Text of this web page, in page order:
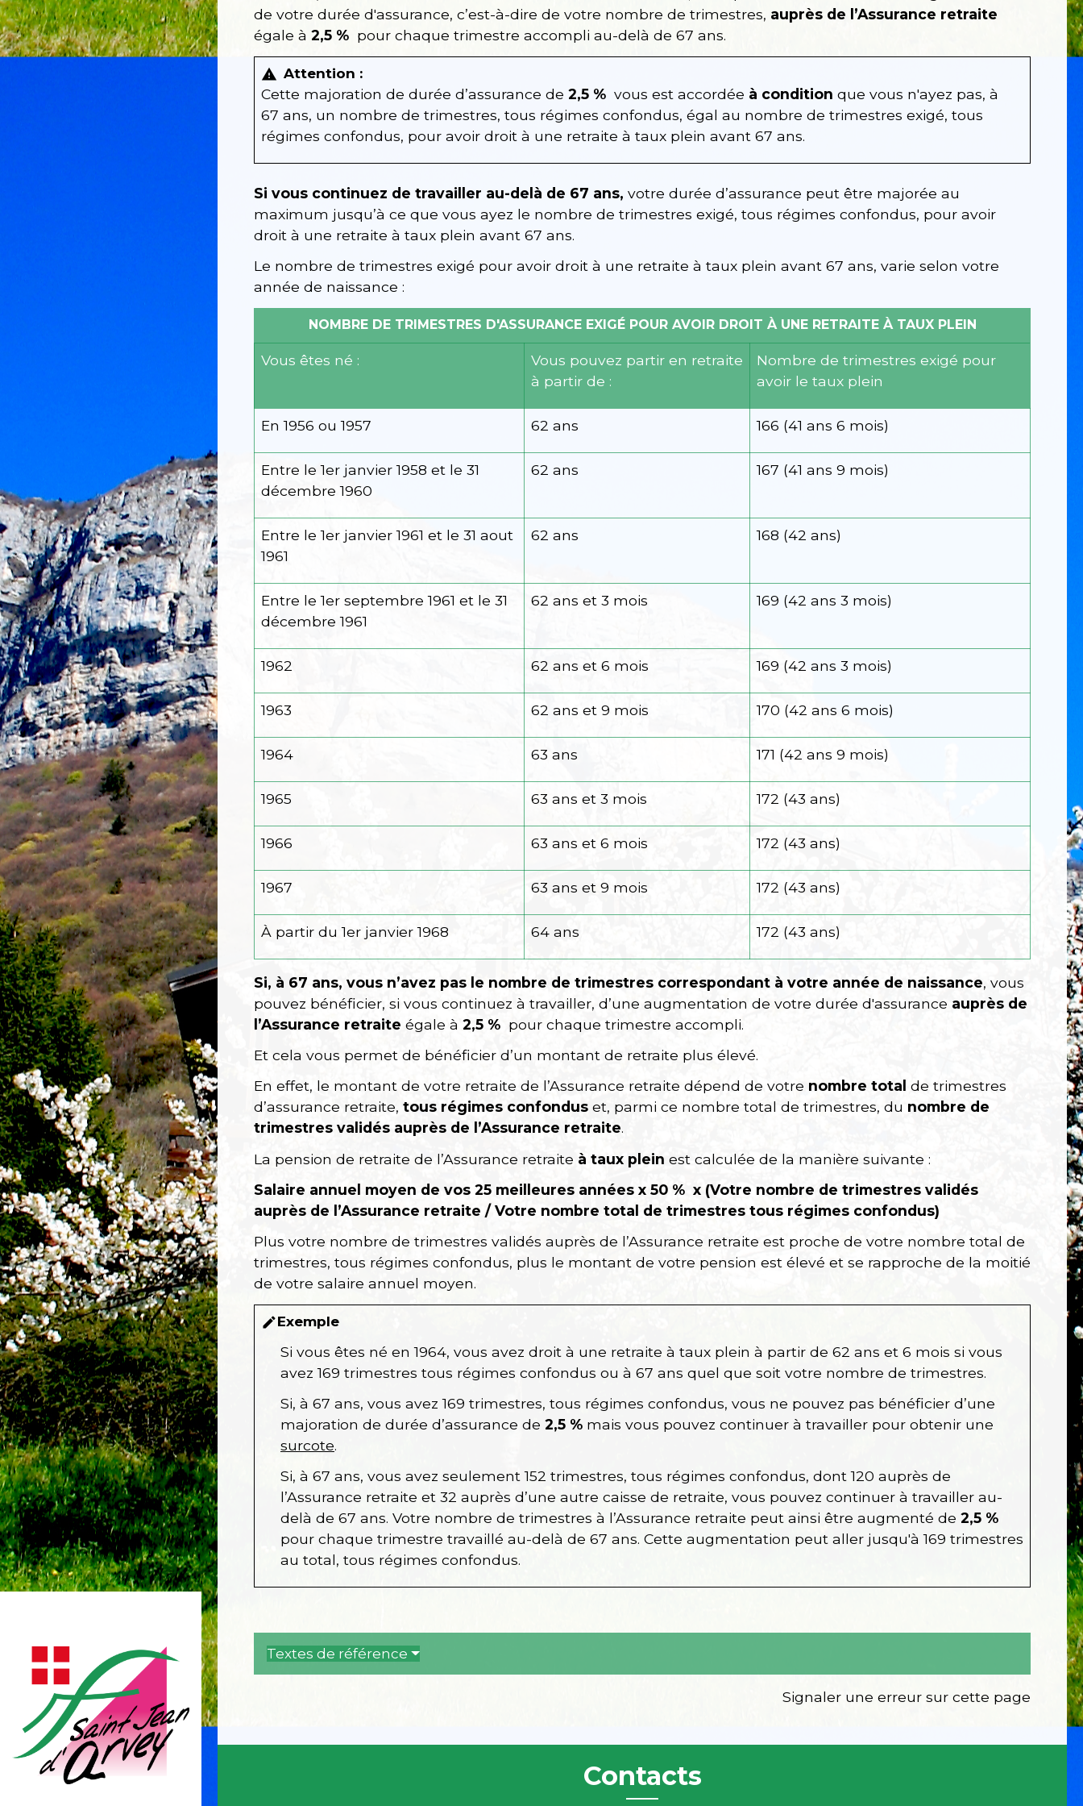
de votre durée d'assurance, c’est-à-dire de votre nombre de trimestres, auprès de l’Assurance retraite
égale à 2,5 % pour chaque trimestre accompli au-delà de 67 ans.
warning Attention :
Cette majoration de durée d’assurance de 2,5 % vous est accordée à condition que vous n'ayez pas, à
67 ans, un nombre de trimestres, tous régimes confondus, égal au nombre de trimestres exigé, tous
régimes confondus, pour avoir droit à une retraite à taux plein avant 67 ans.
Si vous continuez de travailler au-delà de 67 ans, votre durée d’assurance peut être majorée au
maximum jusqu’à ce que vous ayez le nombre de trimestres exigé, tous régimes confondus, pour avoir
droit à une retraite à taux plein avant 67 ans.
Le nombre de trimestres exigé pour avoir droit à une retraite à taux plein avant 67 ans, varie selon votre
année de naissance :
NOMBRE DE TRIMESTRES D'ASSURANCE EXIGÉ POUR AVOIR DROIT À UNE RETRAITE À TAUX PLEIN
Vous êtes né :
Vous pouvez partir en retraite
à partir de :
Nombre de trimestres exigé pour
avoir le taux plein
En 1956 ou 1957 62 ans 166 (41 ans 6 mois)
Entre le 1er janvier 1958 et le 31
décembre 1960
62 ans 167 (41 ans 9 mois)
Entre le 1er janvier 1961 et le 31 aout
1961
62 ans 168 (42 ans)
Entre le 1er septembre 1961 et le 31
décembre 1961
62 ans et 3 mois 169 (42 ans 3 mois)
1962 62 ans et 6 mois 169 (42 ans 3 mois)
1963 62 ans et 9 mois 170 (42 ans 6 mois)
1964 63 ans 171 (42 ans 9 mois)
1965 63 ans et 3 mois 172 (43 ans)
1966 63 ans et 6 mois 172 (43 ans)
1967 63 ans et 9 mois 172 (43 ans)
À partir du 1er janvier 1968 64 ans 172 (43 ans)
Si, à 67 ans, vous n’avez pas le nombre de trimestres correspondant à votre année de naissance, vous
pouvez bénéficier, si vous continuez à travailler, d’une augmentation de votre durée d'assurance auprès de
l’Assurance retraite égale à 2,5 % pour chaque trimestre accompli.
Et cela vous permet de bénéficier d’un montant de retraite plus élevé.
En effet, le montant de votre retraite de l’Assurance retraite dépend de votre nombre total de trimestres
d’assurance retraite, tous régimes confondus et, parmi ce nombre total de trimestres, du nombre de
trimestres validés auprès de l’Assurance retraite.
La pension de retraite de l’Assurance retraite à taux plein est calculée de la manière suivante :
Salaire annuel moyen de vos 25 meilleures années x 50 % x (Votre nombre de trimestres validés
auprès de l’Assurance retraite / Votre nombre total de trimestres tous régimes confondus)
Plus votre nombre de trimestres validés auprès de l’Assurance retraite est proche de votre nombre total de
trimestres, tous régimes confondus, plus le montant de votre pension est élevé et se rapproche de la moitié
de votre salaire annuel moyen.
editExemple
Si vous êtes né en 1964, vous avez droit à une retraite à taux plein à partir de 62 ans et 6 mois si vous
avez 169 trimestres tous régimes confondus ou à 67 ans quel que soit votre nombre de trimestres.
Si, à 67 ans, vous avez 169 trimestres, tous régimes confondus, vous ne pouvez pas bénéficier d’une
majoration de durée d’assurance de 2,5 % mais vous pouvez continuer à travailler pour obtenir une
surcote.
Si, à 67 ans, vous avez seulement 152 trimestres, tous régimes confondus, dont 120 auprès de
l’Assurance retraite et 32 auprès d’une autre caisse de retraite, vous pouvez continuer à travailler au-
delà de 67 ans. Votre nombre de trimestres à l’Assurance retraite peut ainsi être augmenté de 2,5 %
pour chaque trimestre travaillé au-delà de 67 ans. Cette augmentation peut aller jusqu'à 169 trimestres
au total, tous régimes confondus.
Textes de référence
Signaler une erreur sur cette page
Contacts